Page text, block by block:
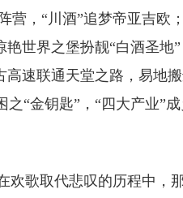
“川酒”追梦帝亚吉欧；
世界之堡扮靓“白酒圣地
速联通天堂之路，易地
“金钥匙”，“四大产业”
歌取代悲叹的历程中，